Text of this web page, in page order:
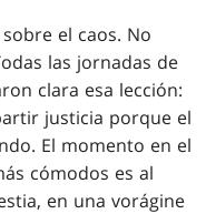
el caos. No
las jornadas de
clara esa lección:
justicia porque el
El momento en el
cómodos es al
en una vorágine